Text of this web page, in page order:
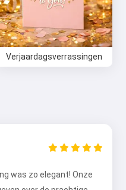
Verjaardagsverrassingen
was zo elegant! Onze